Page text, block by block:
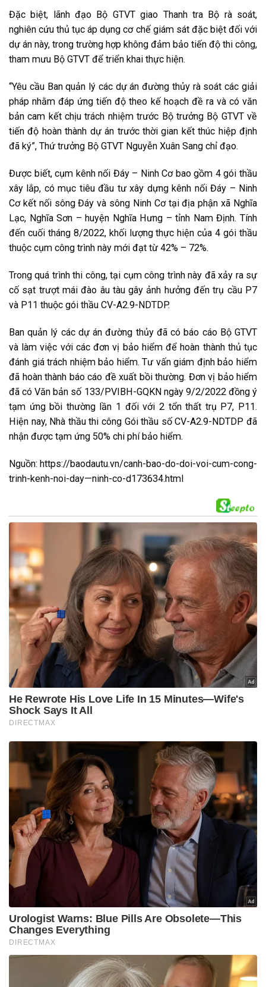
Đặc biệt, lãnh đạo Bộ GTVT giao Thanh tra Bộ rà soát,
nghiên cứu thủ tục áp dụng cơ chế giám sát đặc biệt đối với
dự án này, trong trường hợp không đảm bảo tiến độ thi công,
tham mưu Bộ GTVT để triển khai thực hiện.
“Yêu cầu Ban quản lý các dự án đường thủy rà soát các giải
pháp nhằm đáp ứng tiến độ theo kế hoạch đề ra và có văn
bản cam kết chịu trách nhiệm trước Bộ trưởng Bộ GTVT về
tiến độ hoàn thành dự án trước thời gian kết thúc hiệp định
đã ký”, Thứ trưởng Bộ GTVT Nguyễn Xuân Sang chỉ đạo.
Được biết, cụm kênh nối Đáy – Ninh Cơ bao gồm 4 gói thầu
xây lắp, có mục tiêu đầu tư xây dựng kênh nối Đáy – Ninh
Cơ kết nối sông Đáy và sông Ninh Cơ tại địa phận xã Nghĩa
Lạc, Nghĩa Sơn – huyện Nghĩa Hưng – tỉnh Nam Định. Tính
đến cuối tháng 8/2022, khối lượng thực hiện của 4 gói thầu
thuộc cụm công trình này mới đạt từ 42% – 72%.
Trong quá trình thi công, tại cụm công trình này đã xảy ra sự
cố sạt trượt mái đào âu tàu gây ảnh hưởng đến trụ cầu P7
và P11 thuộc gói thầu CV-A2.9-NDTDP.
Ban quản lý các dự án đường thủy đã có báo cáo Bộ GTVT
và làm việc với các đơn vị bảo hiểm để hoàn thành thủ tục
đánh giá trách nhiệm bảo hiểm. Tư vấn giám định bảo hiểm
đã hoàn thành báo cáo đề xuất bồi thường. Đơn vị bảo hiểm
đã có Văn bản số 133/PVIBH-GQKN ngày 9/2/2022 đồng ý
tạm ứng bồi thường lần 1 đối với 2 tổn thất trụ P7, P11.
Hiện nay, Nhà thầu thi công Gói thầu số CV-A2.9-NDTDP đã
nhận được tạm ứng 50% chi phí bảo hiểm.
Nguồn: https://baodautu.vn/canh-bao-do-doi-voi-cum-cong-
trinh-kenh-noi-day—ninh-co-d173634.html